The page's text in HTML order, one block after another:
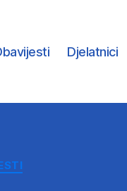
Djelatnici